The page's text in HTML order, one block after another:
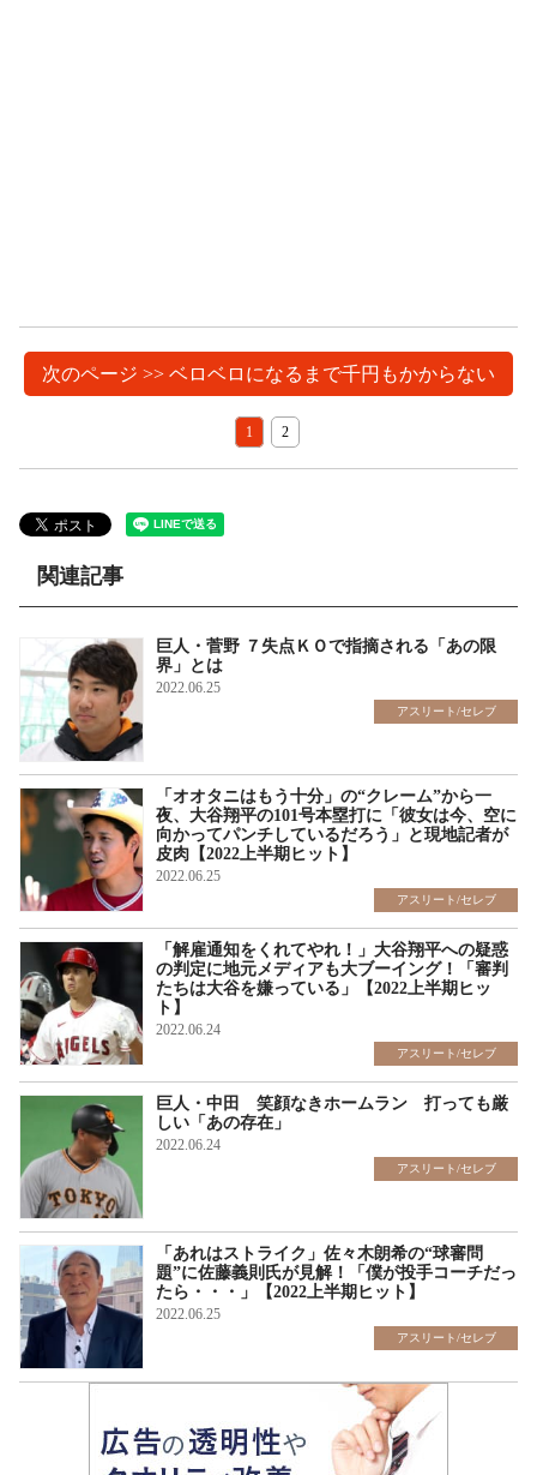
次のページ >> ベロベロになるまで千円もかからない
1 2
関連記事
巨人・菅野 ７失点ＫＯで指摘される「あの限
界」とは
2022.06.25
アスリート/セレブ
「オオタニはもう十分」の“クレーム”から一
夜、大谷翔平の101号本塁打に「彼女は今、空に
向かってパンチしているだろう」と現地記者が
皮肉【2022上半期ヒット】
2022.06.25
アスリート/セレブ
「解雇通知をくれてやれ！」大谷翔平への疑惑
の判定に地元メディアも大ブーイング！「審判
たちは大谷を嫌っている」【2022上半期ヒッ
ト】
2022.06.24
アスリート/セレブ
巨人・中田 笑顔なきホームラン 打っても厳
しい「あの存在」
2022.06.24
アスリート/セレブ
「あれはストライク」佐々木朗希の“球審問
題”に佐藤義則氏が見解！「僕が投手コーチだっ
たら・・・」【2022上半期ヒット】
2022.06.25
アスリート/セレブ